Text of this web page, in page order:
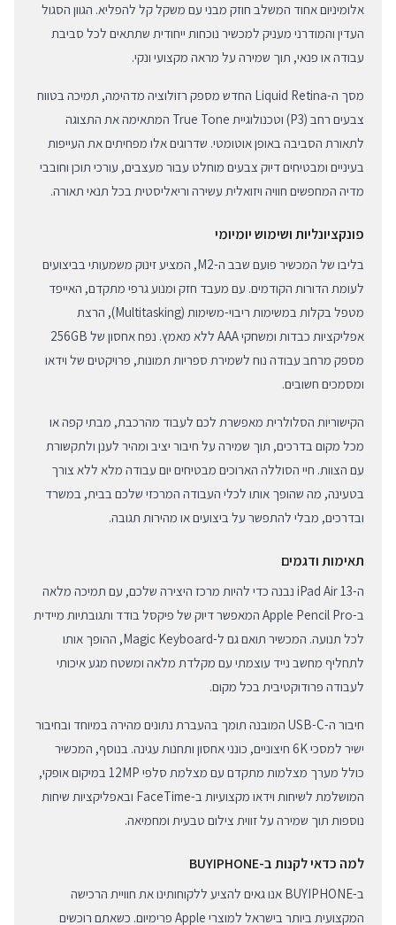
אלומיניום אחוד המשלב חוזק מבני עם משקל קל להפליא. הגוון הסגול
העדין והמודרני מעניק למכשיר נוכחות ייחודית שתתאים לכל סביבת
עבודה או פנאי, תוך שמירה על מראה מקצועי ונקי.
מסך ה-Liquid Retina החדש מספק רזולוציה מדהימה, תמיכה בטווח
צבעים רחב (P3) וטכנולוגיית True Tone המתאימה את התצוגה
לתאורת הסביבה באופן אוטומטי. שדרוגים אלו מפחיתים את העייפות
בעיניים ומבטיחים דיוק צבעים מוחלט עבור מעצבים, עורכי תוכן וחובבי
מדיה המחפשים חוויה ויזואלית עשירה וריאליסטית בכל תנאי תאורה.
פונקציונליות ושימוש יומיומי
בליבו של המכשיר פועם שבב ה-M2, המציע זינוק משמעותי בביצועים
לעומת הדורות הקודמים. עם מעבד חזק ומנוע גרפי מתקדם, האייפד
מטפל בקלות במשימות ריבוי-משימות (Multitasking), הרצת
אפליקציות כבדות ומשחקי AAA ללא מאמץ. נפח אחסון של 256GB
מספק מרחב עבודה נוח לשמירת ספריות תמונות, פרויקטים של וידאו
ומסמכים חשובים.
הקישוריות הסלולרית מאפשרת לכם לעבוד מהרכבת, מבתי קפה או
מכל מקום בדרכים, תוך שמירה על חיבור יציב ומהיר לענן ולתקשורת
עם הצוות. חיי הסוללה הארוכים מבטיחים יום עבודה מלא ללא צורך
בטעינה, מה שהופך אותו לכלי העבודה המרכזי שלכם בבית, במשרד
ובדרכים, מבלי להתפשר על ביצועים או מהירות תגובה.
תאימות ודגמים
ה-iPad Air 13 נבנה כדי להיות מרכז היצירה שלכם, עם תמיכה מלאה
ב-Apple Pencil Pro המאפשר דיוק של פיקסל בודד ותגובתיות מיידית
לכל תנועה. המכשיר תואם גם ל-Magic Keyboard, ההופך אותו
לתחליף מחשב נייד עוצמתי עם מקלדת מלאה ומשטח מגע איכותי
לעבודה פרודוקטיבית בכל מקום.
חיבור ה-USB-C המובנה תומך בהעברת נתונים מהירה במיוחד ובחיבור
ישיר למסכי 6K חיצוניים, כונני אחסון ותחנות עגינה. בנוסף, המכשיר
כולל מערך מצלמות מתקדם עם מצלמת סלפי 12MP במיקום אופקי,
המושלמת לשיחות וידאו מקצועיות ב-FaceTime ובאפליקציות שיחות
נוספות תוך שמירה על זווית צילום טבעית ומחמיאה.
למה כדאי לקנות ב-BUYIPHONE
ב-BUYIPHONE אנו גאים להציע ללקוחותינו את חוויית הרכישה
המקצועית ביותר בישראל למוצרי Apple פרימיום. כשאתם רוכשים